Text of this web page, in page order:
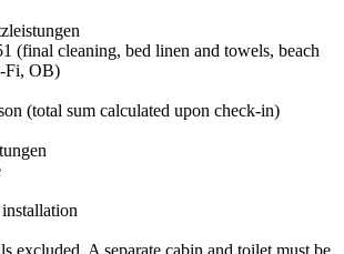
(final cleaning, bed linen and towels, beach
Fi, OB)
(total sum calculated upon check-in)